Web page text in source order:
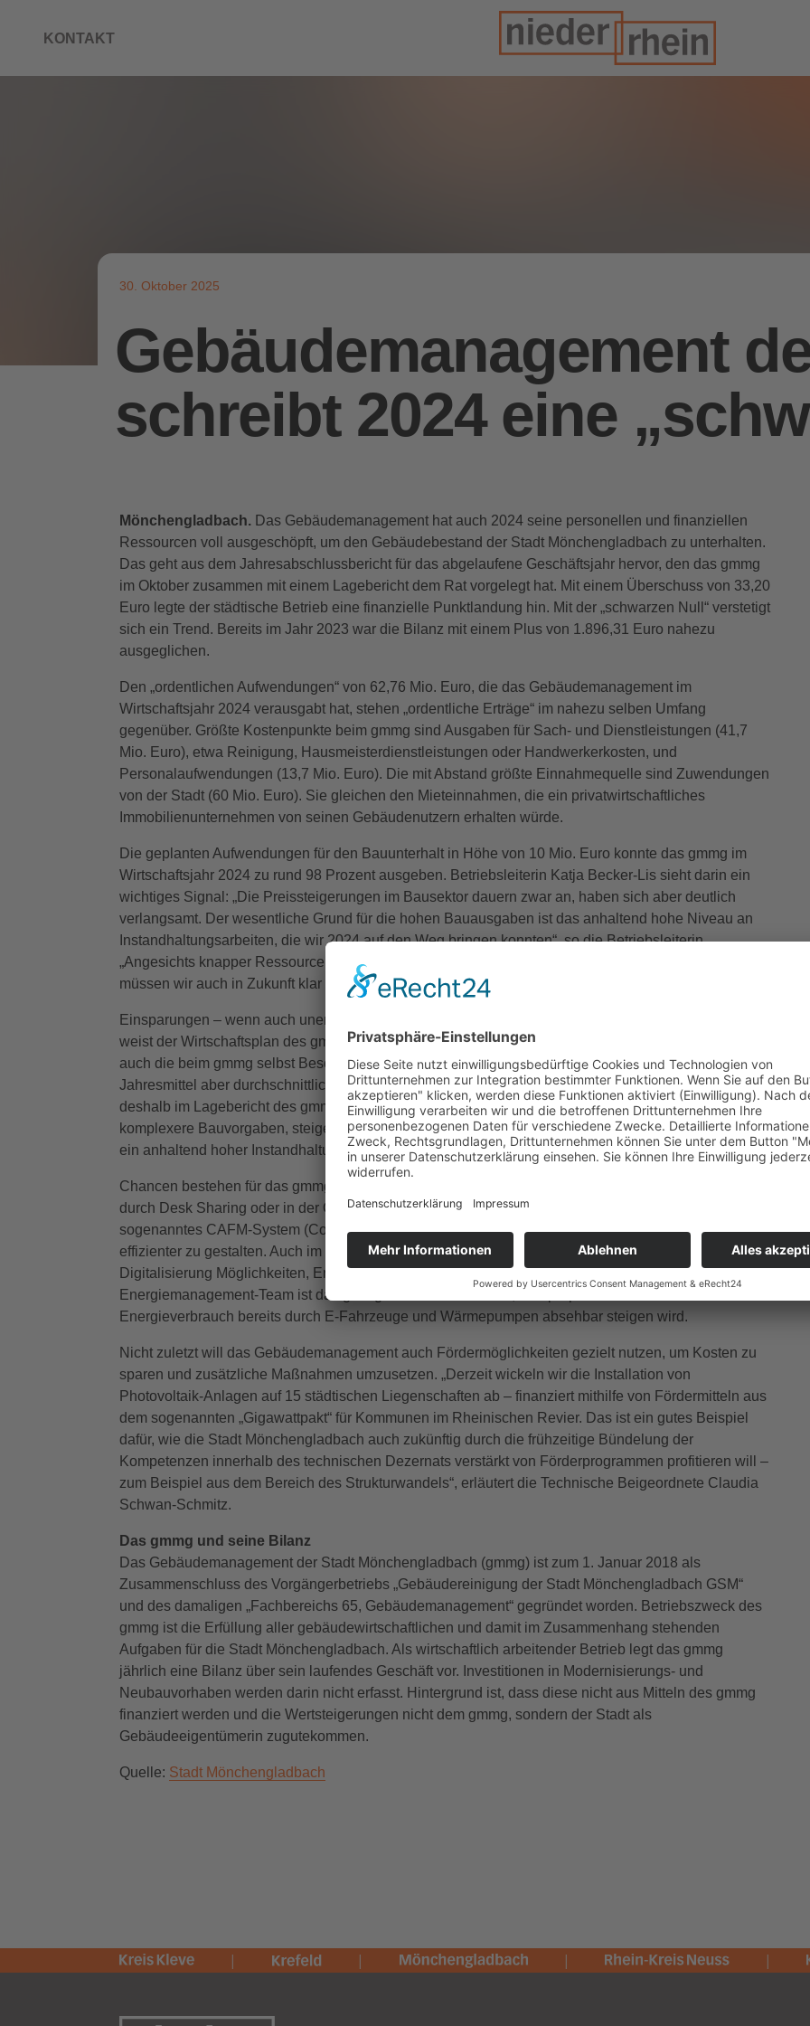
KONTAKT
30. Oktober 2025
Gebäudemanagement
schreibt 2024 eine
Mönchengladbach. Das Gebäudemanagement hat auch 2024 seine personellen und finanziellen
Ressourcen voll ausgeschöpft, um den Gebäudebestand der Stadt Mönchengladbach zu unterhalten.
Das geht aus dem Jahresabschlussbericht für das abgelaufene Geschäftsjahr hervor, den das gmmg
im Oktober zusammen mit einem Lagebericht dem Rat vorgelegt hat. Mit einem Überschuss von 33,20
Euro legte der städtische Betrieb eine finanzielle Punktlandung hin. Mit der „schwarzen Null“ verstetigt
sich ein Trend. Bereits im Jahr 2023 war die Bilanz mit einem Plus von 1.896,31 Euro nahezu
ausgeglichen.
Den „ordentlichen Aufwendungen“ von 62,76 Mio. Euro, die das Gebäudemanagement im
Wirtschaftsjahr 2024 verausgabt hat, stehen „ordentliche Erträge“ im nahezu selben Umfang
gegenüber. Größte Kostenpunkte beim gmmg sind Ausgaben für Sach- und Dienstleistungen (41,7
Mio. Euro), etwa Reinigung, Hausmeisterdienstleistungen oder Handwerkerkosten, und
Personalaufwendungen (13,7 Mio. Euro). Die mit Abstand größte Einnahmequelle sind Zuwendungen
von der Stadt (60 Mio. Euro). Sie gleichen den Mieteinnahmen, die ein privatwirtschaftliches
Immobilienunternehmen von seinen Gebäudenutzern erhalten würde.
Die geplanten Aufwendungen für den Bauunterhalt in Höhe von 10 Mio. Euro konnte das gmmg im
Wirtschaftsjahr 2024 zu rund 98 Prozent ausgeben. Betriebsleiterin Katja Becker-Lis sieht darin ein
wichtiges Signal: „Die Preissteigerungen im Bausektor dauern zwar an, haben sich aber deutlich
verlangsamt. Der wesentliche Grund für die hohen Bauausgaben ist das anhaltend hohe Niveau an
Instandhaltungsarbeiten, die wir 2024 auf den Weg bringen konnten“, so die Betriebsleiterin.
„Angesichts knapper Ressourcen und eines hohen Instandhaltungsbedarfs in unserem Portfolio
müssen wir auch in Zukunft klar priorisieren und diese Schlagzahl beibehalten“, so Becker-Lis.
Einsparungen – wenn auch unerwünschte – gab es innerhalb der Bilanz bei den Personalkosten. So
weist der Wirtschaftsplan des gmmg für das Geschäftsjahr 2024 insgesamt 337 Stellen aus, darunter
auch die beim gmmg selbst Beschäftigten Reinigungskräfte. Von den 337 Stellen waren im
Jahresmittel aber durchschnittlich nur 281 Stellen besetzt. Die personellen Engpässe tauchen
deshalb im Lagebericht des gmmg auch als potentielles Geschäftsrisiko auf, ebenso wie immer
komplexere Bauvorgaben, steigende Energie- und Baupreise, die Entwicklung der Lohnkosten und
ein anhaltend hoher Instandhaltungsbedarf.
Chancen bestehen für das gmmg beispielsweise in einem sinkenden Flächenbedarf der Verwaltung
durch Desk Sharing oder in der Optimierung von Prozessen durch digitale Tools. So wurde 2020 ein
sogenanntes CAFM-System (Computer Aided Facility Management) eingeführt, um interne Abläufe
effizienter zu gestalten. Auch im Bereich der Gebäudeautomation ergeben sich durch die
Digitalisierung Möglichkeiten, Energiekosten zu senken. Mit einem eigens gegründeten
Energiemanagement-Team ist das gmmg aktiv darum bemüht, Einsparpotentiale zu nutzen. Zumal der
Energieverbrauch bereits durch E-Fahrzeuge und Wärmepumpen absehbar steigen wird.
Nicht zuletzt will das Gebäudemanagement auch Fördermöglichkeiten gezielt nutzen, um Kosten zu
sparen und zusätzliche Maßnahmen umzusetzen. „Derzeit wickeln wir die Installation von
Photovoltaik-Anlagen auf 15 städtischen Liegenschaften ab – finanziert mithilfe von Fördermitteln aus
dem sogenannten „Gigawattpakt“ für Kommunen im Rheinischen Revier. Das ist ein gutes Beispiel
dafür, wie die Stadt Mönchengladbach auch zukünftig durch die frühzeitige Bündelung der
Kompetenzen innerhalb des technischen Dezernats verstärkt von Förderprogrammen profitieren will –
zum Beispiel aus dem Bereich des Strukturwandels“, erläutert die Technische Beigeordnete Claudia
Schwan-Schmitz.
Das gmmg und seine Bilanz
Das Gebäudemanagement der Stadt Mönchengladbach (gmmg) ist zum 1. Januar 2018 als
Zusammenschluss des Vorgängerbetriebs „Gebäudereinigung der Stadt Mönchengladbach GSM“
und des damaligen „Fachbereichs 65, Gebäudemanagement“ gegründet worden. Betriebszweck des
gmmg ist die Erfüllung aller gebäudewirtschaftlichen und damit im Zusammenhang stehenden
Aufgaben für die Stadt Mönchengladbach. Als wirtschaftlich arbeitender Betrieb legt das gmmg
jährlich eine Bilanz über sein laufendes Geschäft vor. Investitionen in Modernisierungs- und
Neubauvorhaben werden darin nicht erfasst. Hintergrund ist, dass diese nicht aus Mitteln des gmmg
finanziert werden und die Wertsteigerungen nicht dem gmmg, sondern der Stadt als
Gebäudeeigentümerin zugutekommen.
Quelle: Stadt Mönchengladbach